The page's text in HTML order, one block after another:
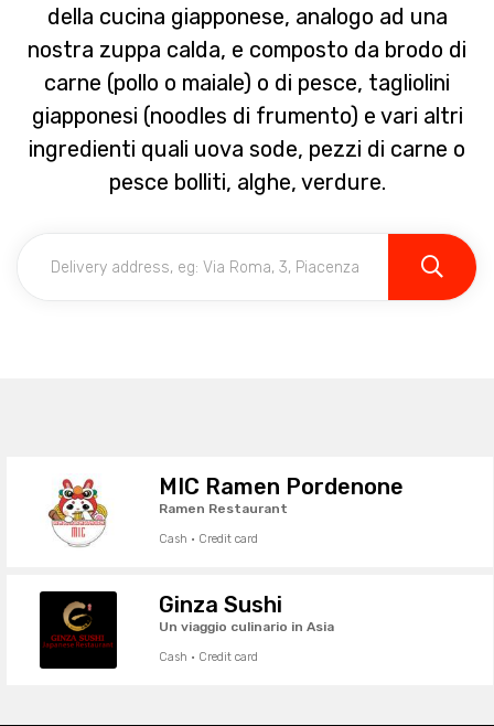
della cucina giapponese, analogo ad una
nostra zuppa calda, e composto da brodo di
carne (pollo o maiale) o di pesce, tagliolini
giapponesi (noodles di frumento) e vari altri
ingredienti quali uova sode, pezzi di carne o
pesce bolliti, alghe, verdure.
MIC Ramen Pordenone
Ramen Restaurant
Cash · Credit card
Ginza Sushi
Un viaggio culinario in Asia
Cash · Credit card